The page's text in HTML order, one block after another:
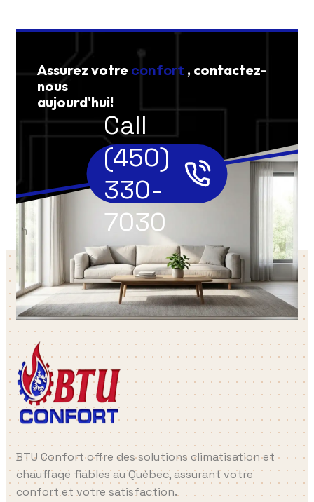
Assurez votre confort , contactez-
nous
aujourd'hui!
Call
(450)
330-
7030
BTU Confort offre des solutions climatisation et
chauffage fiables au Québec, assurant votre
confort et votre satisfaction.